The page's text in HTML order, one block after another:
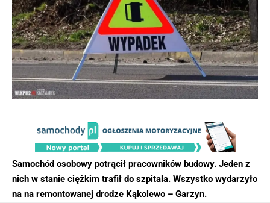
Samochód osobowy potrącił pracowników budowy. Jeden z
nich w stanie ciężkim trafił do szpitala. Wszystko wydarzyło
na na remontowanej drodze Kąkolewo – Garzyn.